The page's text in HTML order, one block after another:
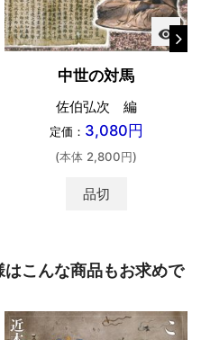
visibility
中世の対馬
佐伯弘次 編
定価： 3,080円
(本体 2,800円)
品切
こんな商品もお求めで